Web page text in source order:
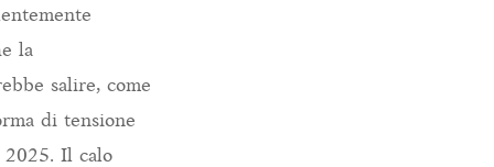
la
salire, come
di tensione
Il calo